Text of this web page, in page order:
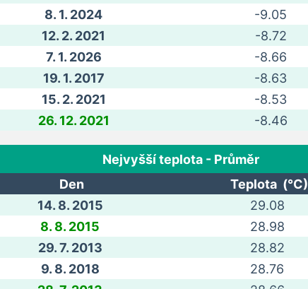
8. 1. 2024
-9.05
12. 2. 2021
-8.72
7. 1. 2026
-8.66
19. 1. 2017
-8.63
15. 2. 2021
-8.53
26. 12. 2021
-8.46
Nejvyšší teplota - Průměr
Den
Teplota (°C)
14. 8. 2015
29.08
8. 8. 2015
28.98
29. 7. 2013
28.82
9. 8. 2018
28.76